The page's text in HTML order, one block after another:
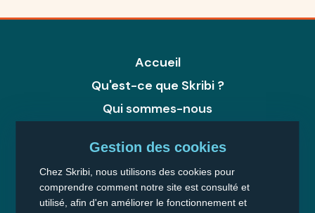
Accueil
Qu'est-ce que Skribi ?
Qui sommes-nous
Comment ça marche
Tarifs
Écrire son autobiographie
Gestion des cookies
Chez Skribi, nous utilisons des cookies pour
comprendre comment notre site est consulté et
utilisé, afin d'en améliorer le fonctionnement et